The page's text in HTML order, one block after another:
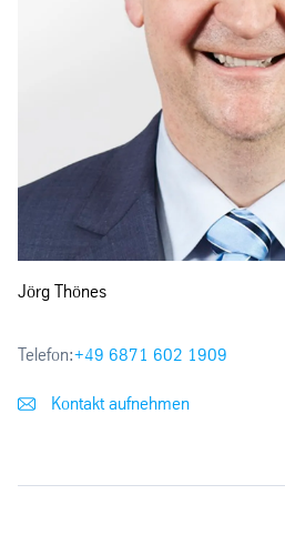
Jörg Thönes
Telefon:+49 6871 602 1909
Kontakt aufnehmen